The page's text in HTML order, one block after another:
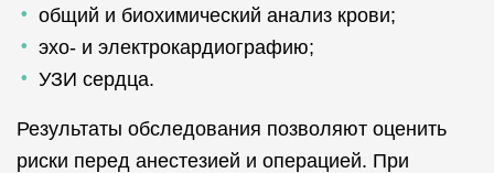
общий и биохимический анализ крови;
эхо- и электрокардиографию;
УЗИ сердца.
Результаты обследования позволяют оценить
риски перед анестезией и операцией. При